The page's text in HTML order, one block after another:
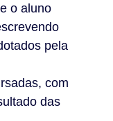
o aluno
pela
com
das